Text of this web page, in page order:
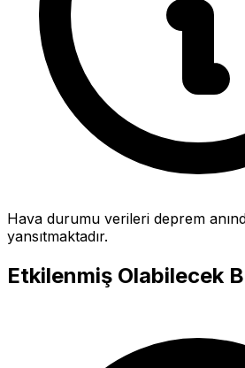
Hava durumu verileri deprem
yansıtmaktadır.
Etkilenmiş Olabilecek